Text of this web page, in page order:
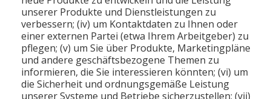
unserer Produkte und Dienstleistungen zu
verbessern; (iv) um Kontaktdaten zu Ihnen oder
einer externen Partei (etwa Ihrem Arbeitgeber) zu
pflegen; (v) um Sie über Produkte, Marketingpläne
und andere geschäftsbezogene Themen zu
informieren, die Sie interessieren könnten; (vi) um
die Sicherheit und ordnungsgemäße Leistung
unserer Systeme und Betriebe sicherzustellen; (vii)